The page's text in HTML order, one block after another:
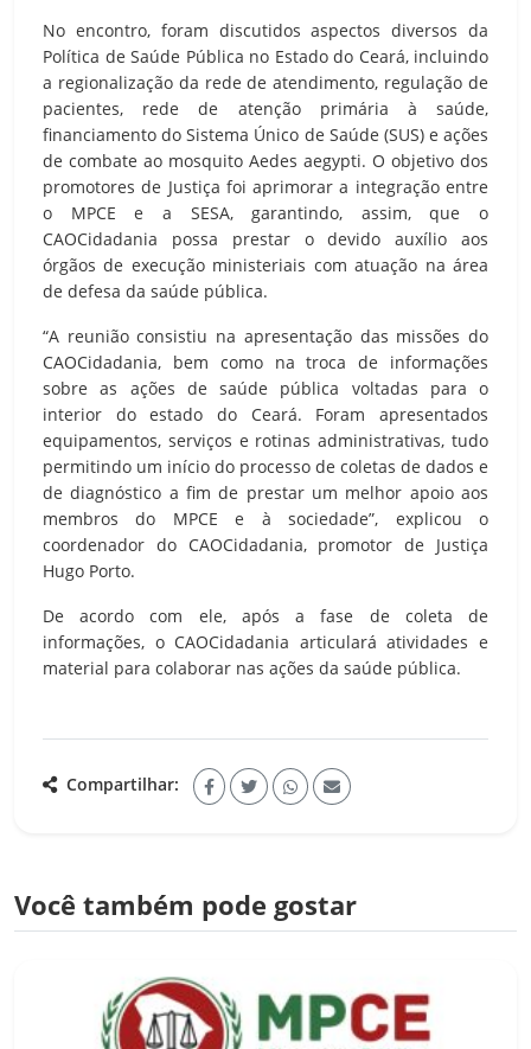
No encontro, foram discutidos aspectos diversos da
Política de Saúde Pública no Estado do Ceará, incluindo
a regionalização da rede de atendimento, regulação de
pacientes, rede de atenção primária à saúde,
financiamento do Sistema Único de Saúde (SUS) e ações
de combate ao mosquito Aedes aegypti. O objetivo dos
promotores de Justiça foi aprimorar a integração entre
o MPCE e a SESA, garantindo, assim, que o
CAOCidadania possa prestar o devido auxílio aos
órgãos de execução ministeriais com atuação na área
de defesa da saúde pública.
“A reunião consistiu na apresentação das missões do
CAOCidadania, bem como na troca de informações
sobre as ações de saúde pública voltadas para o
interior do estado do Ceará. Foram apresentados
equipamentos, serviços e rotinas administrativas, tudo
permitindo um início do processo de coletas de dados e
de diagnóstico a fim de prestar um melhor apoio aos
membros do MPCE e à sociedade”, explicou o
coordenador do CAOCidadania, promotor de Justiça
Hugo Porto.
De acordo com ele, após a fase de coleta de
informações, o CAOCidadania articulará atividades e
material para colaborar nas ações da saúde pública.
Compartilhar:
Você também pode gostar